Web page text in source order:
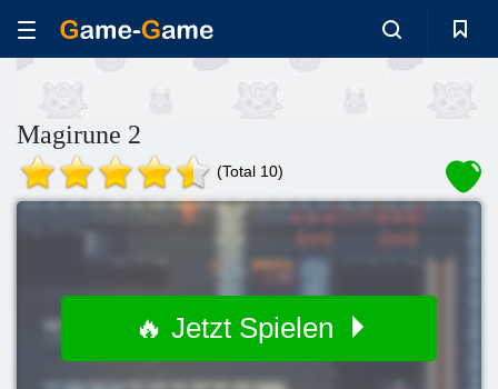
Magirune 2
(Total 10)
🔥 Jetzt Spielen